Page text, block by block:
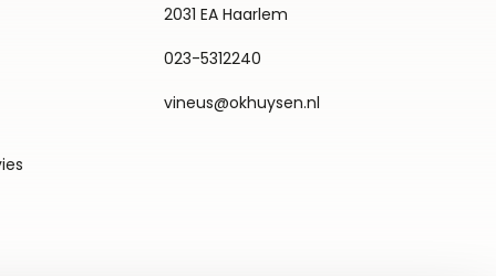
2031 EA Haarlem
023-5312240
vineus@okhuysen.nl